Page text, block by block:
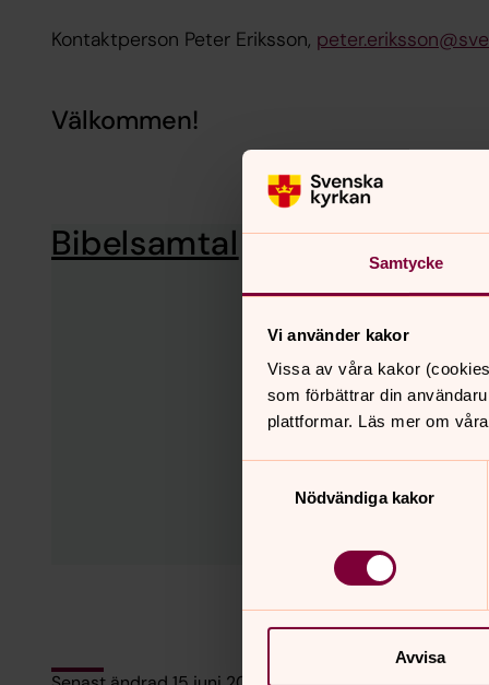
Samtycke
Vi använder kakor
Vissa av våra kakor
som förbättrar din
plattformar. Läs mer om
Nödvändiga kakor
Avvisa
Kontaktperson Peter Eriksson,
Välkommen!
Bibelsamtal